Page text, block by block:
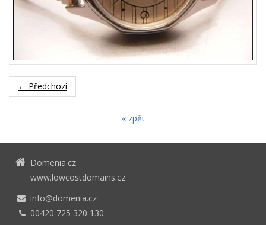
← Předchozí
« zpět
Domenia.cz
www.lowcostdomains.cz
info@domenia.cz
00420 725 320 130